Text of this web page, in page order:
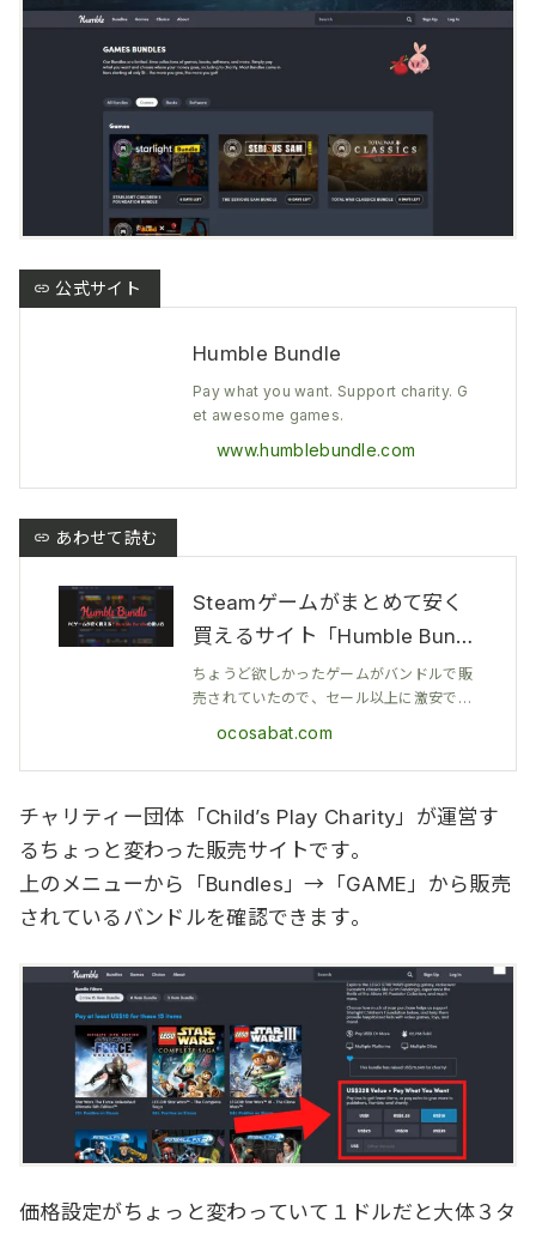
Humble Bundle
Pay what you want. Support charity. G
et awesome games.
www.humblebundle.com
Steamゲームがまとめて安く
買えるサイト「Humble Bundl
e」の使い方
ちょうど欲しかったゲームがバンドルで販
売されていたので、セール以上に激安でSt
eamゲームがまとめて買えるストア「Hu
ムは以下の２つ。ちょっと古いゲームだけ
ocosabat.com
チャリティー団体「Child’s Play Charity」が運営す
るちょっと変わった販売サイトです。
上のメニューから「Bundles」→「GAME」から販売
されているバンドルを確認できます。
価格設定がちょっと変わっていて１ドルだと大体３タ